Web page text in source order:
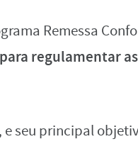
Remessa
regulamentar
e seu principal